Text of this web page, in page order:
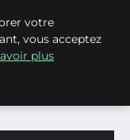
votre
vous acceptez
plus